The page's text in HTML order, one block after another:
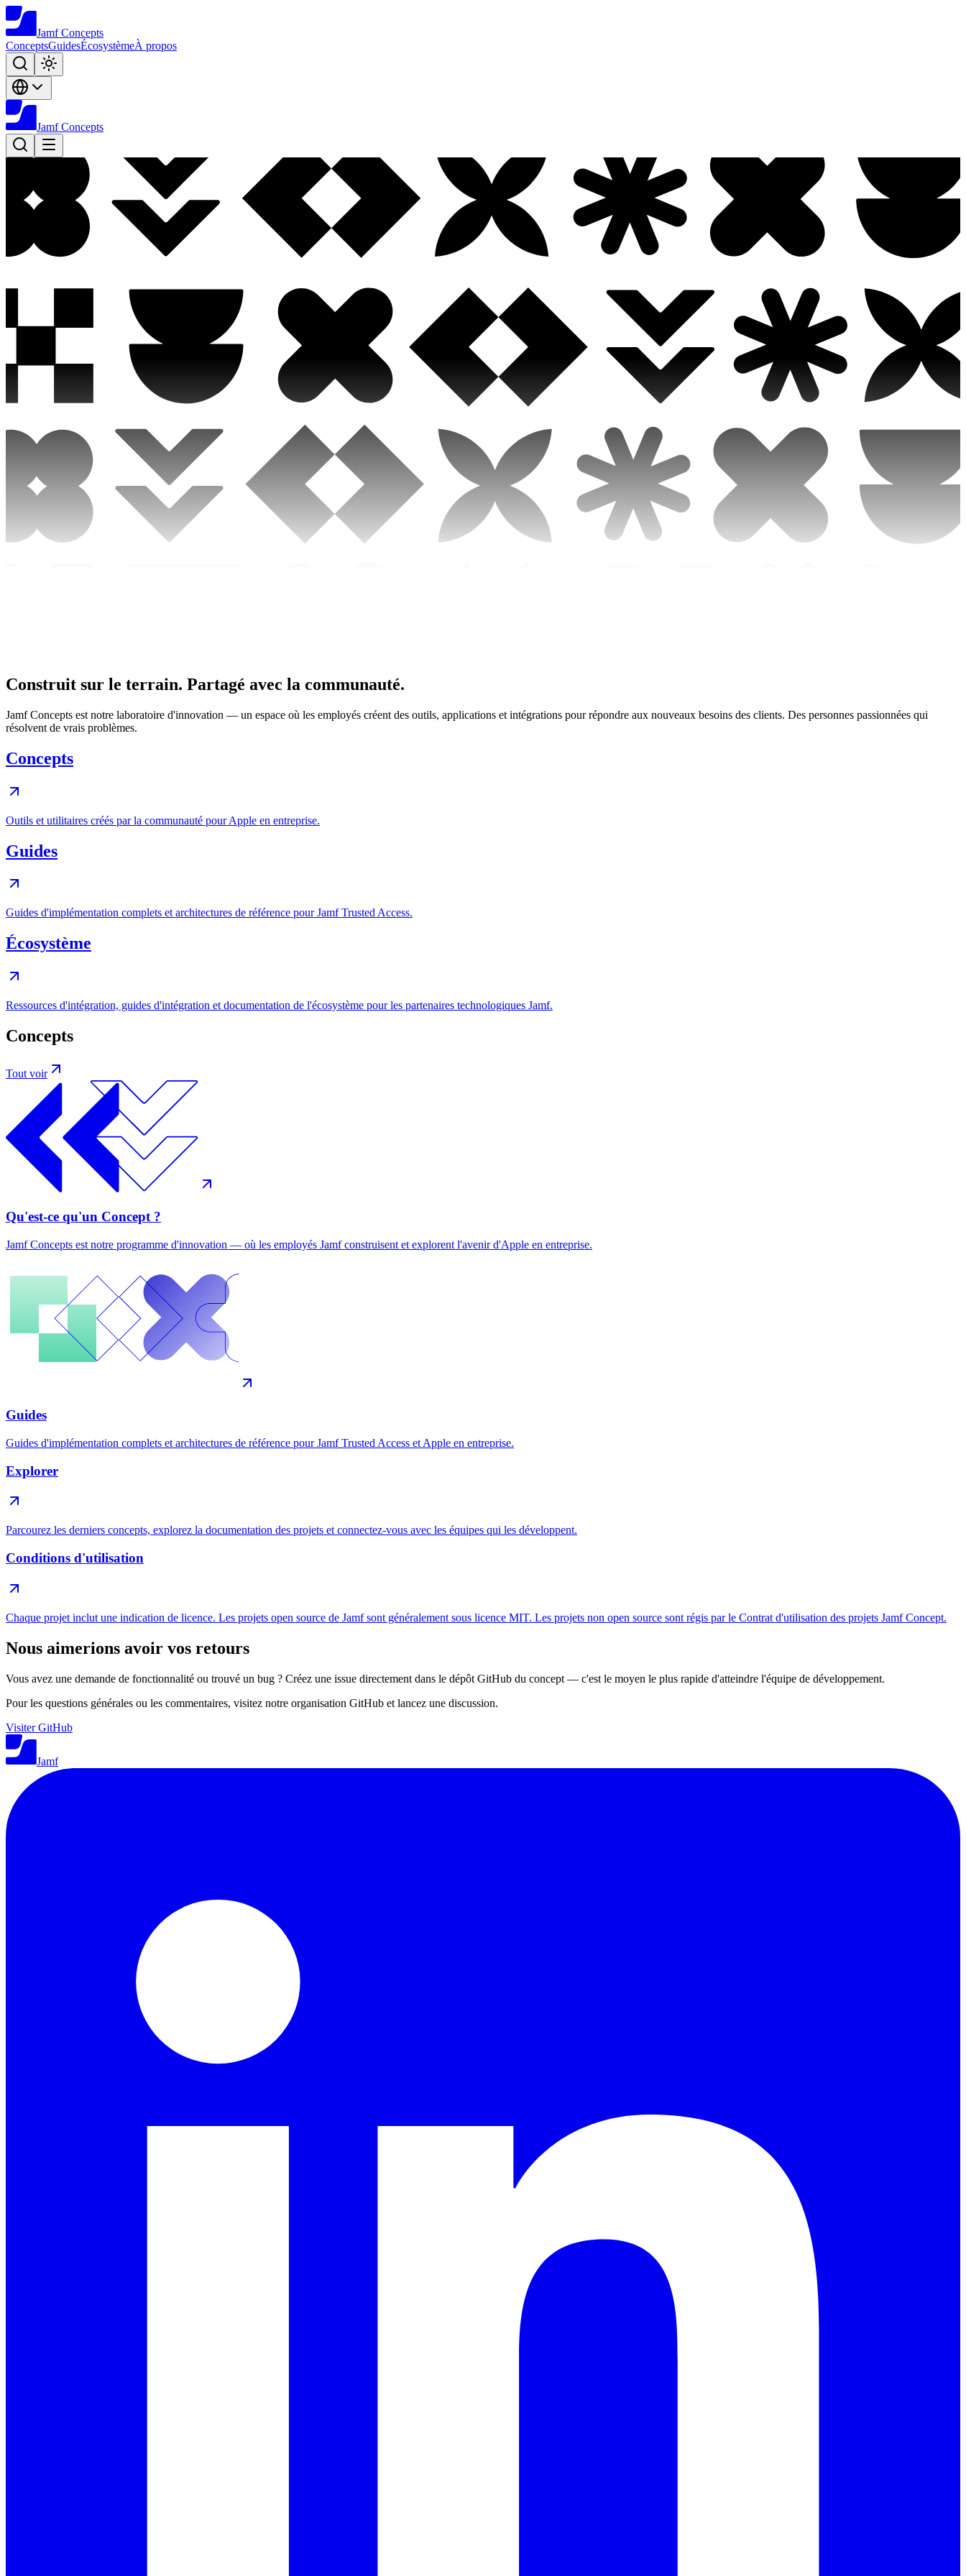
Jamf Concepts
ConceptsGuidesÉcosystèmeÀ propos
Jamf Concepts
Construit sur le terrain. Partagé avec la communauté.
Jamf Concepts est notre laboratoire d'innovation — un espace où les employés créent des outils, applications et intégrations pour répondre aux nouveaux besoins des clients. Des personnes passionnées qui
résolvent de vrais problèmes.
Concepts
Outils et utilitaires créés par la communauté pour Apple en entreprise.
Guides
Guides d'implémentation complets et architectures de référence pour Jamf Trusted Access.
Écosystème
Ressources d'intégration, guides d'intégration et documentation de l'écosystème pour les partenaires technologiques Jamf.
Concepts
Tout voir
Qu'est-ce qu'un Concept ?
Jamf Concepts est notre programme d'innovation — où les employés Jamf construisent et explorent l'avenir d'Apple en entreprise.
Guides
Guides d'implémentation complets et architectures de référence pour Jamf Trusted Access et Apple en entreprise.
Explorer
Parcourez les derniers concepts, explorez la documentation des projets et connectez-vous avec les équipes qui les développent.
Conditions d'utilisation
Chaque projet inclut une indication de licence. Les projets open source de Jamf sont généralement sous licence MIT. Les projets non open source sont régis par le Contrat d'utilisation des projets Jamf Concept.
Nous aimerions avoir vos retours
Vous avez une demande de fonctionnalité ou trouvé un bug ? Créez une issue directement dans le dépôt GitHub du concept — c'est le moyen le plus rapide d'atteindre l'équipe de développement.
Pour les questions générales ou les commentaires, visitez notre organisation GitHub et lancez une discussion.
Visiter GitHub
Jamf